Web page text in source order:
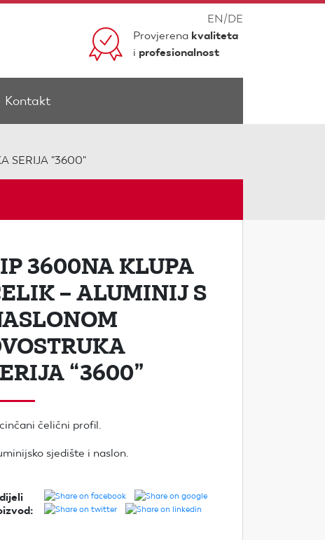
EN/DE
Provjerena kvaliteta
i profesionalnost
Kontakt
SERIJA "3600"
3600NA KLUPA
– ALUMINIJ S
“3600”
čelični profil.
sjedište i naslon.